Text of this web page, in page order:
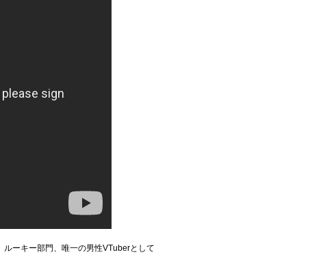
ルーキー部門、唯一の男性VTuberとして